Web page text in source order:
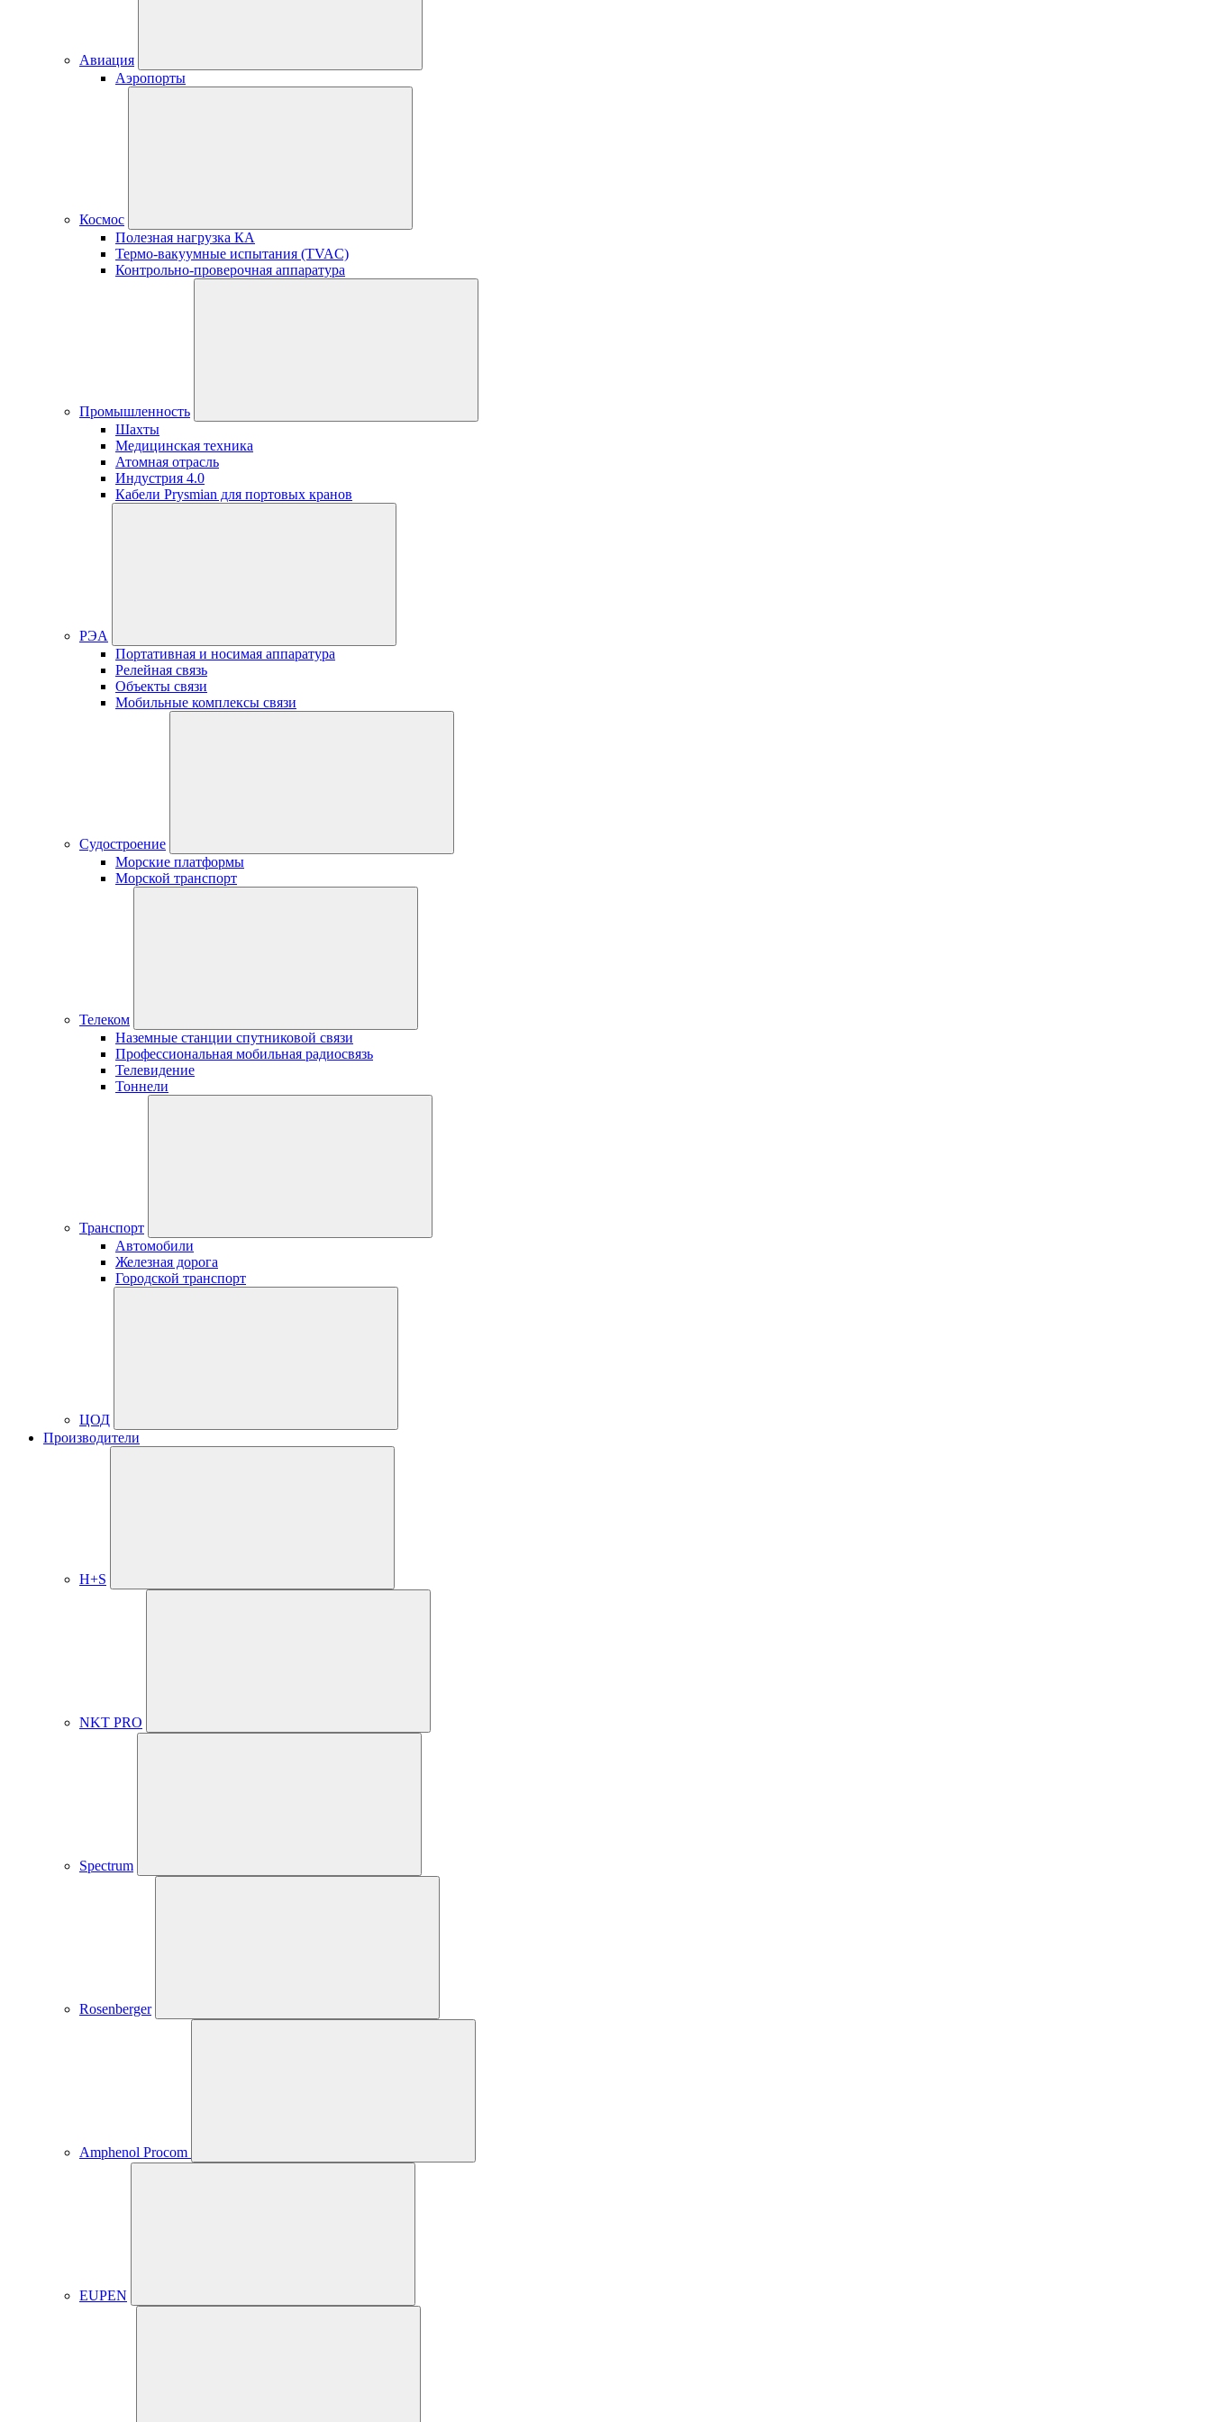
Авиация
Аэропорты
Космос
Полезная нагрузка КА
Термо-вакуумные испытания (TVAC)
Контрольно-проверочная аппаратура
Промышленность
Шахты
Медицинская техника
Атомная отрасль
Индустрия 4.0
Кабели Prysmian для портовых кранов
РЭА
Портативная и носимая аппаратура
Релейная связь
Объекты связи
Мобильные комплексы связи
Судостроение
Морские платформы
Морской транспорт
Телеком
Наземные станции спутниковой связи
Профессиональная мобильная радиосвязь
Телевидение
Тоннели
Транспорт
Автомобили
Железная дорога
Городской транспорт
ЦОД
Производители
H+S
NKT PRO
Spectrum
Rosenberger
Amphenol Procom
EUPEN